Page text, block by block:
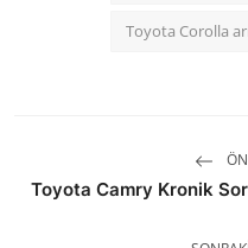
Toyota Corolla
Toyota Camry Kronik